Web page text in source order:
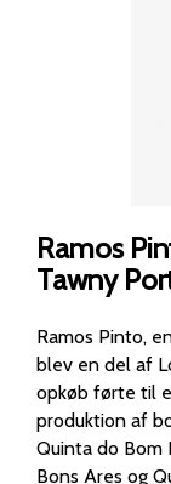
Ramos
Tawny
Ramos Pinto,
blev en del af
opkøb førte til
produktion af bordvine.
Quinta do Bom
Bons Ares og Quinta